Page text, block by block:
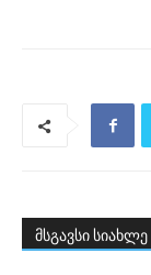
მსგავსი სიახლე